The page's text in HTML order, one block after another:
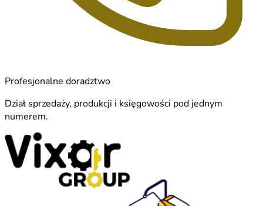
Profesjonalne doradztwo
Dział sprzedaży, produkcji i księgowości pod jednym
numerem.